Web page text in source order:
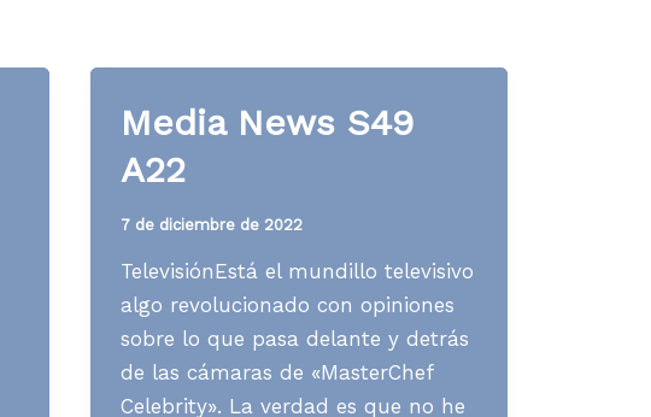
Media News S49
A22
7 de diciembre de 2022
TelevisiónEstá el mundillo televisivo
algo revolucionado con opiniones
sobre lo que pasa delante y detrás
de las cámaras de «MasterChef
Celebrity». La verdad es que no he